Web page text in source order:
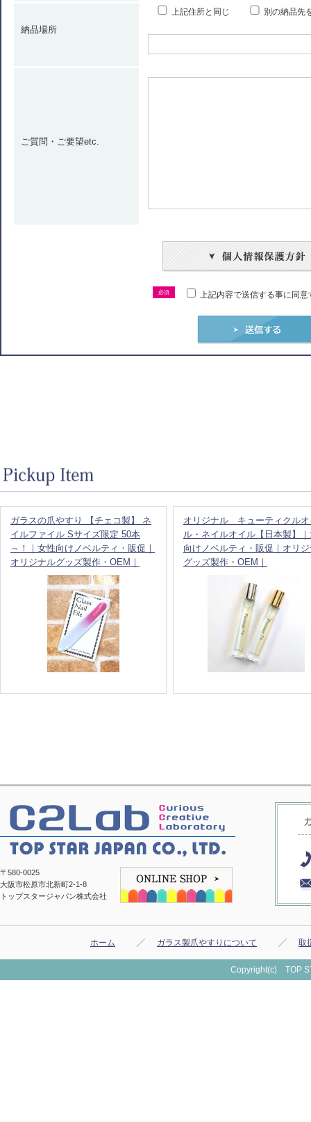
納品場所
上記住所と同じ 別の納品先
ご質問・ご要望etc.
必須 上記内容で送信する事に同意
ガラスの爪やすり 【チェコ製】 ネ
イルファイル Sサイズ限定 50本
～！｜女性向けノベルティ・販促｜
オリジナルグッズ製作・OEM｜
オリジナル キューティクルオ
ル・ネイルオイル【日本製】
向けノベルティ・販促｜オリ
グッズ製作・OEM｜
〒580-0025
大阪市松原市北新町2-1-8
トップスタージャパン株式会社
ホーム ガラス製爪やすりについて 取
Copyright(c) TOP